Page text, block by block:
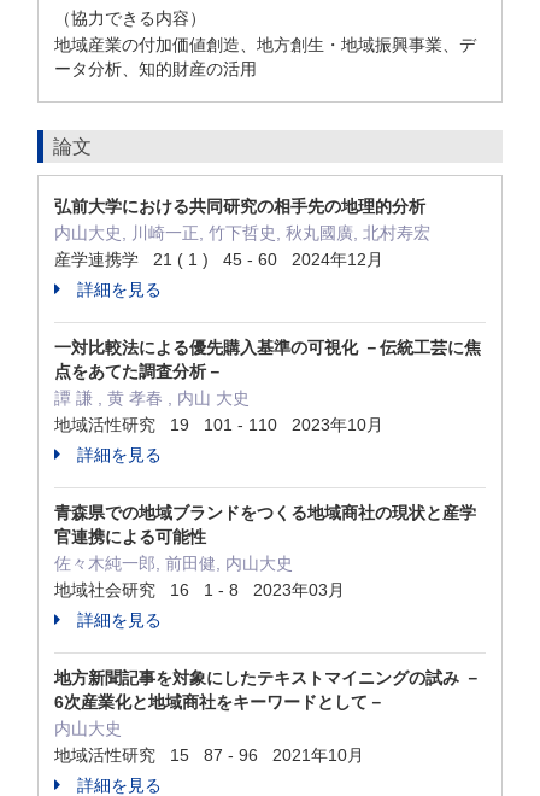
（協力できる内容）
地域産業の付加価値創造、地方創生・地域振興事業、デ
ータ分析、知的財産の活用
論文
弘前大学における共同研究の相手先の地理的分析
内山大史, 川崎一正, 竹下哲史, 秋丸國廣, 北村寿宏
産学連携学 21 ( 1 ) 45 - 60 2024年12月
詳細を見る
一対比較法による優先購入基準の可視化 －伝統工芸に焦
点をあてた調査分析－
譚 謙 , 黄 孝春 , 内山 大史
地域活性研究 19 101 - 110 2023年10月
詳細を見る
青森県での地域ブランドをつくる地域商社の現状と産学
官連携による可能性
佐々木純一郎, 前田健, 内山大史
地域社会研究 16 1 - 8 2023年03月
詳細を見る
地方新聞記事を対象にしたテキストマイニングの試み －
6次産業化と地域商社をキーワードとして－
内山大史
地域活性研究 15 87 - 96 2021年10月
詳細を見る